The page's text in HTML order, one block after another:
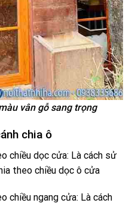
vân gỗ sang trọng
chia ô
chiều dọc cửa: Là cách sử
theo chiều dọc ô cửa
chiều ngang cửa: Là cách